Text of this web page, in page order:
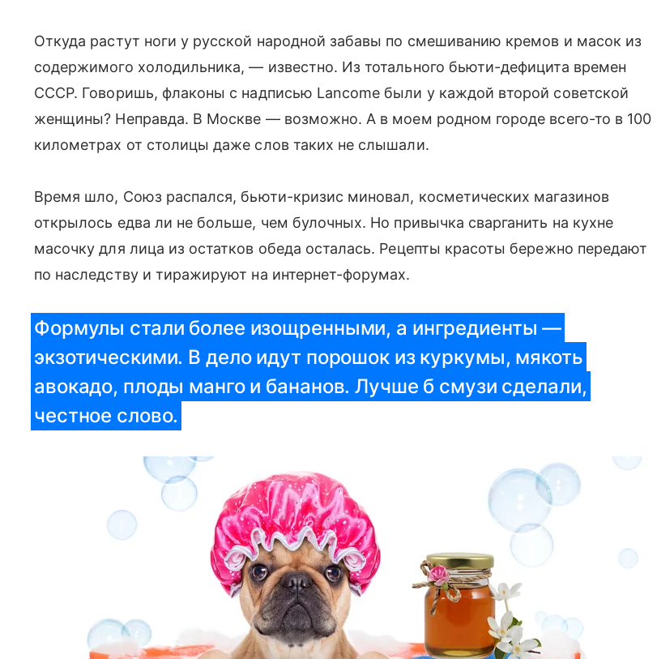
Откуда растут ноги у русской народной забавы по смешиванию кремов и масок из
содержимого холодильника, — известно. Из тотального бьюти-дефицита времен
СССР. Говоришь, флаконы с надписью Lancome были у каждой второй советской
женщины? Неправда. В Москве — возможно. А в моем родном городе всего-то в 100
километрах от столицы даже слов таких не слышали.
Время шло, Союз распался, бьюти-кризис миновал, косметических магазинов
открылось едва ли не больше, чем булочных. Но привычка сварганить на кухне
масочку для лица из остатков обеда осталась. Рецепты красоты бережно передают
по наследству и тиражируют на интернет-форумах.
Формулы стали более изощренными, а ингредиенты —
экзотическими. В дело идут порошок из куркумы, мякоть
авокадо, плоды манго и бананов. Лучше б смузи сделали,
честное слово.